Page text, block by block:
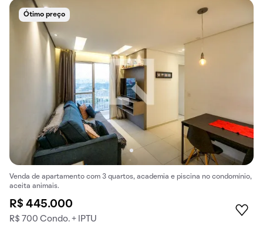
Ótimo preço
Venda de apartamento com 3 quartos, academia e piscina no condomínio,
aceita animais.
R$ 445.000
R$ 700 Condo. + IPTU